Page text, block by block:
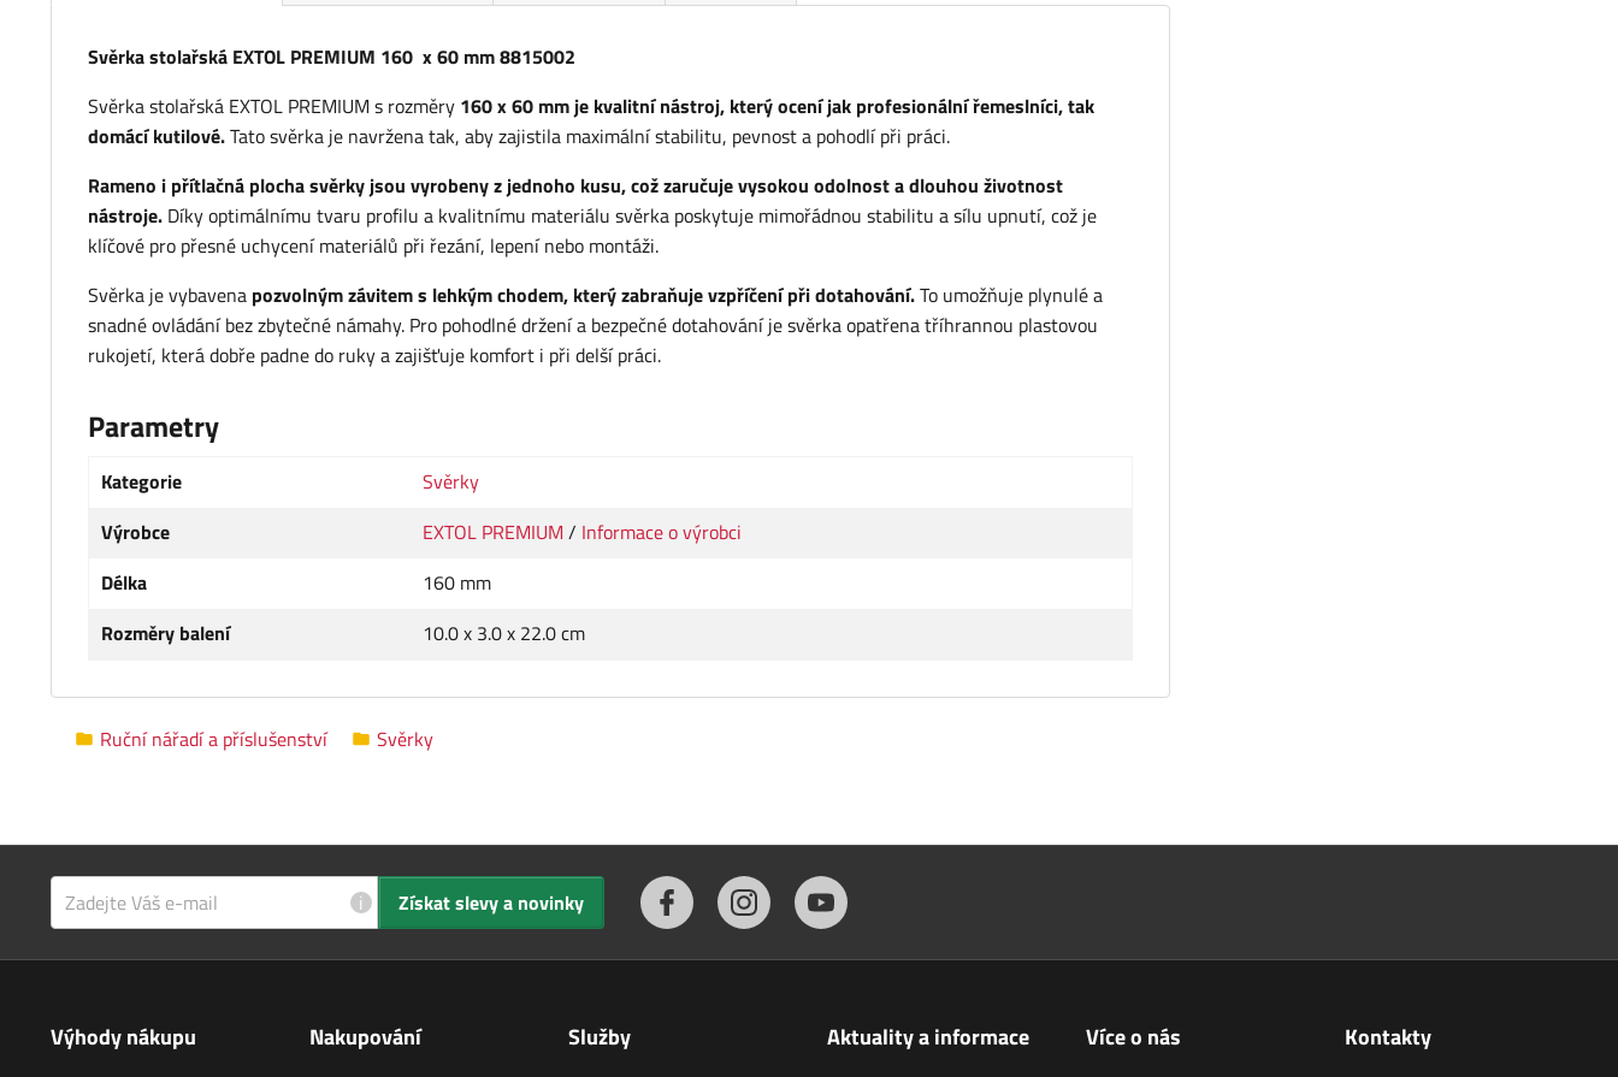
Svěrka stolařská EXTOL PREMIUM 160 x 60 mm 8815002
Svěrka stolařská EXTOL PREMIUM s rozměry 160 x 60 mm je kvalitní nástroj, který ocení jak profesionální řemeslníci, tak
domácí kutilové.Tato svěrka je navržena tak, aby zajistila maximální stabilitu, pevnost a pohodlí při práci.
Rameno i přítlačná plocha svěrky jsou vyrobeny z jednoho kusu, což zaručuje vysokou odolnost a dlouhou životnost
nástroje. Díky optimálnímu tvaru profilu a kvalitnímu materiálu svěrka poskytuje mimořádnou stabilitu a sílu upnutí, což je
klíčové pro přesné uchycení materiálů při řezání, lepení nebo montáži.
Svěrka je vybavena pozvolným závitem s lehkým chodem, který zabraňuje vzpříčení při dotahování.To umožňuje plynulé a
snadné ovládání bez zbytečné námahy. Pro pohodlné držení a bezpečné dotahování je svěrka opatřena tříhrannou plastovou
rukojetí, která dobře padne do ruky a zajišťuje komfort i při delší práci.
Parametry
Kategorie
Svěrky
Výrobce
EXTOL PREMIUM / Informace o výrobci
Délka
160 mm
Rozměry balení
10.0 x 3.0 x 22.0 cm
Ruční nářadí a příslušenství Svěrky
i Získat slevy a novinky
Výhody nákupu Nakupování Služby Aktuality a informace Více o nás Kontakty